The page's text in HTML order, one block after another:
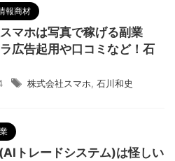
報商材
マホは写真で稼げる副業
広告起用や口コミなど！石
株式会社スマホ 石川和史
トレードシステム)は怪しい